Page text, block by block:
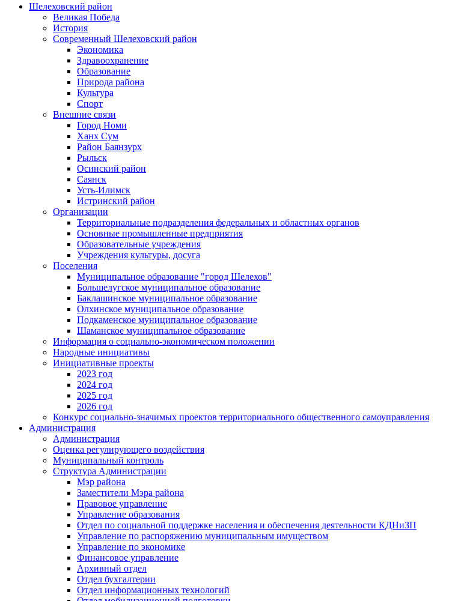
Шелеховский район
Великая Победа
История
Современный Шелеховский район
Экономика
Здравоохранение
Образование
Природа района
Культура
Спорт
Внешние связи
Город Номи
Ханх Сум
Район Баянзурх
Рыльск
Осинский район
Саянск
Усть-Илимск
Истринский район
Организации
Территориальные подразделения федеральных и областных органов
Основные промышленные предприятия
Образовательные учреждения
Учреждения культуры, досуга
Поселения
Муниципальное образование "город Шелехов"
Большелугское муниципальное образование
Баклашинское муниципальное образование
Олхинское муниципальное образование
Подкаменское муниципальное образование
Шаманское муниципальное образование
Информация о социально-экономическом положении
Народные инициативы
Инициативные проекты
2023 год
2024 год
2025 год
2026 год
Конкурс социально-значимых проектов территориального общественного самоуправления
Администрация
Администрация
Оценка регулирующего воздействия
Муниципальный контроль
Структура Администрации
Мэр района
Заместители Мэра района
Правовое управление
Управление образования
Отдел по социальной поддержке населения и обеспечения деятельности КДНиЗП
Управление по распоряжению муниципальным имуществом
Управление по экономике
Финансовое управление
Архивный отдел
Отдел бухгалтерии
Отдел информационных технологий